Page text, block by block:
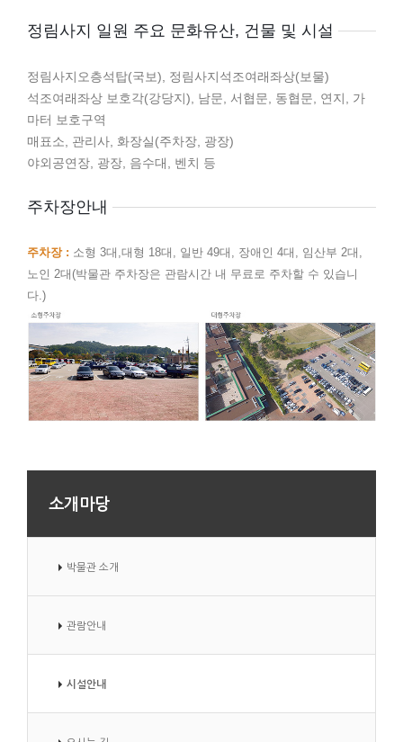
정림사지 일원 주요 문화유산, 건물 및 시설
정림사지오층석탑(국보), 정림사지석조여래좌상(보물)
석조여래좌상 보호각(강당지), 남문, 서협문, 동협문, 연지, 가
마터 보호구역
매표소, 관리사, 화장실(주차장, 광장)
야외공연장, 광장, 음수대, 벤치 등
주차장안내
주차장 : 소형 3대,대형 18대, 일반 49대, 장애인 4대, 임산부 2대,
노인 2대(박물관 주차장은 관람시간 내 무료로 주차할 수 있습니
다.)
소개마당
박물관 소개
관람안내
시설안내